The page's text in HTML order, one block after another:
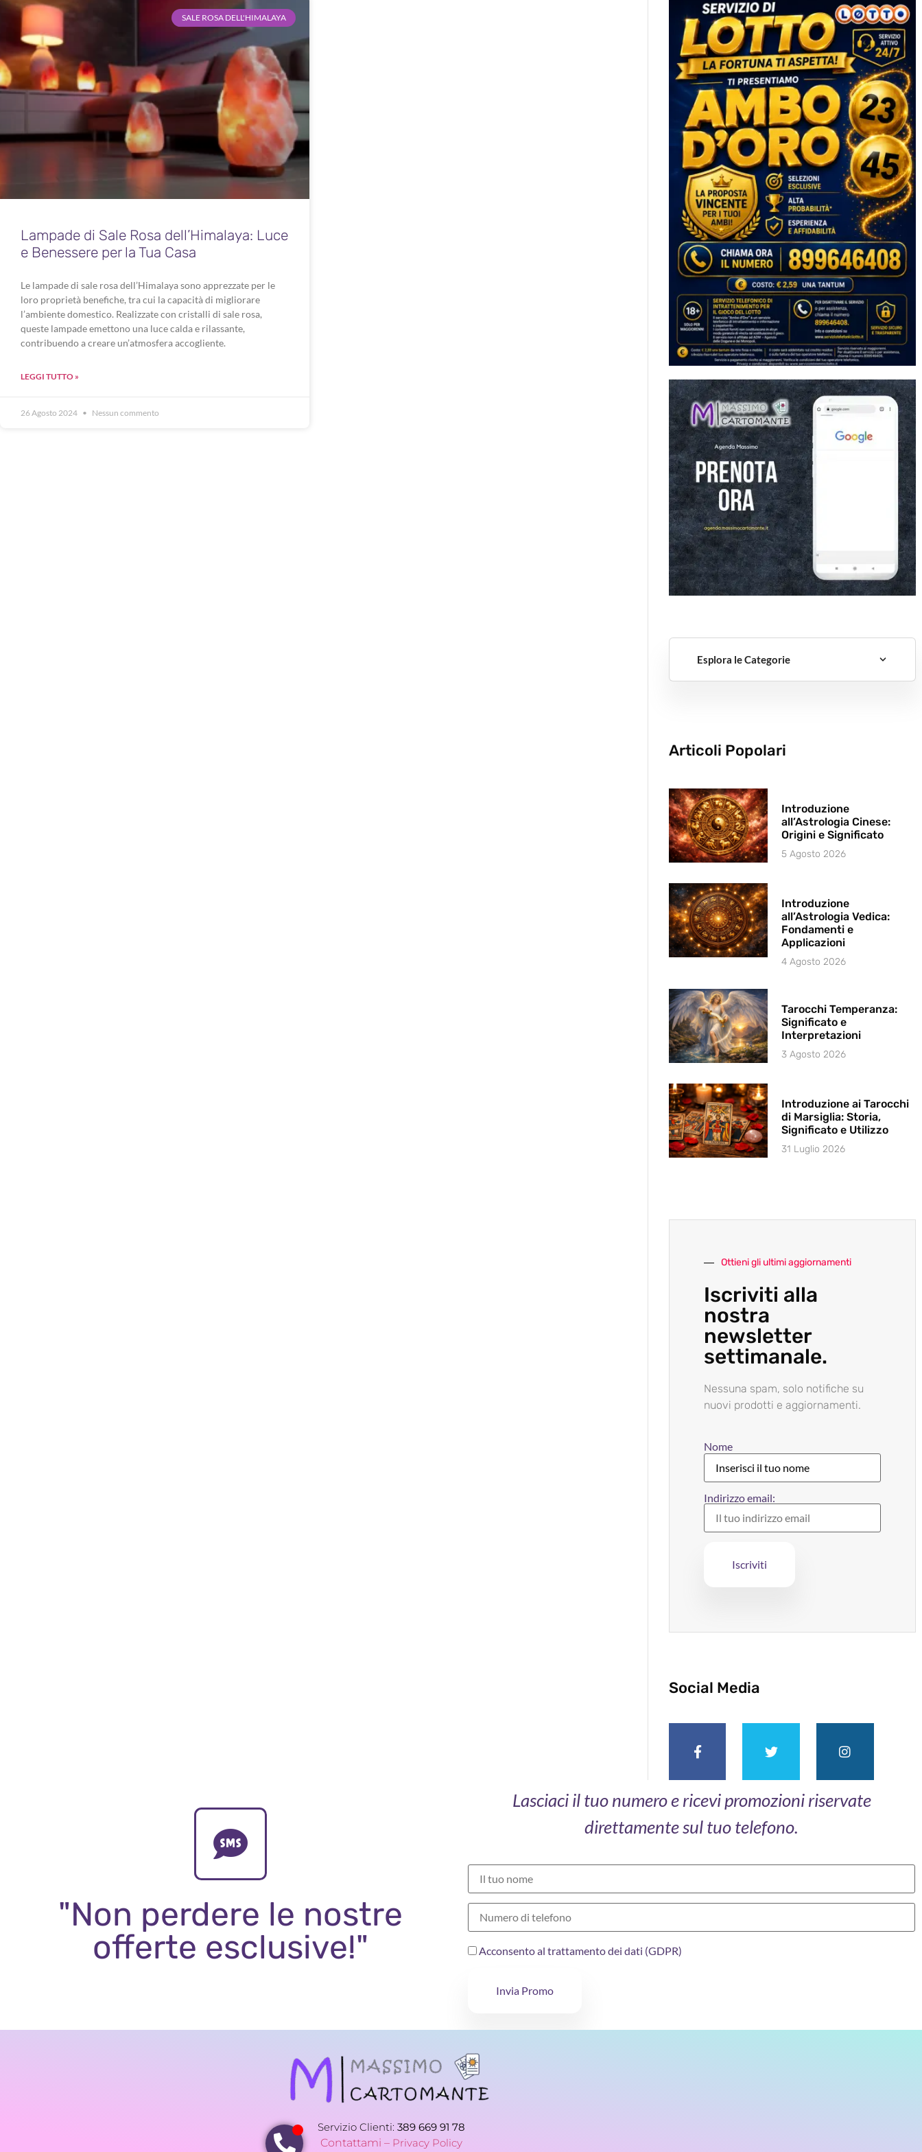
SALE ROSA DELL'HIMALAYA
Lampade di Sale Rosa dell’Himalaya: Luce
e Benessere per la Tua Casa
Le lampade di sale rosa dell’Himalaya sono apprezzate per le
loro proprietà benefiche, tra cui la capacità di migliorare
l’ambiente domestico. Realizzate con cristalli di sale rosa,
queste lampade emettono una luce calda e rilassante,
contribuendo a creare un’atmosfera accogliente.
LEGGI TUTTO »
26 Agosto 2024 Nessun commento
Esplora le Categorie
Articoli Popolari
Introduzione
all’Astrologia Cinese:
Origini e Significato
5 Agosto 2026
Introduzione
all’Astrologia Vedica:
Fondamenti e
Applicazioni
4 Agosto 2026
Tarocchi Temperanza:
Significato e
Interpretazioni
3 Agosto 2026
Introduzione ai Tarocchi
di Marsiglia: Storia,
Significato e Utilizzo
31 Luglio 2026
Ottieni gli ultimi aggiornamenti
Iscriviti alla
nostra
newsletter
settimanale.
Nessuna spam, solo notifiche su
nuovi prodotti e aggiornamenti.
Nome
Indirizzo email:
Social Media
"Non perdere le nostre
offerte esclusive!"
Lasciaci il tuo numero e ricevi promozioni riservate
direttamente sul tuo telefono.
Acconsento al trattamento dei dati (GDPR)
Invia Promo
Servizio Clienti: 389 669 91 78
Contattami – Privacy Policy